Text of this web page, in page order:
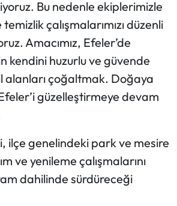
Bu nedenle ekiplerimizle
çalışmalarımızı düzenli
Amacımız, Efeler’de
kendini huzurlu ve güvende
alanları çoğaltmak. Doğaya
güzelleştirmeye devam
ilçe genelindeki park ve mesire
ve yenileme çalışmalarını
dahilinde sürdüreceği